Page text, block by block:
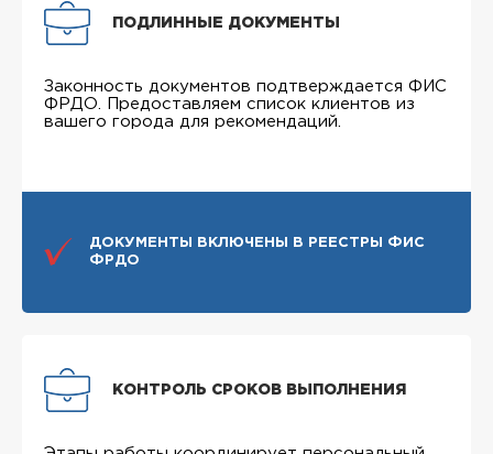
ПОДЛИННЫЕ ДОКУМЕНТЫ
Законность документов подтверждается ФИС
ФРДО. Предоставляем список клиентов из
вашего города для рекомендаций.
ДОКУМЕНТЫ ВКЛЮЧЕНЫ В РЕЕСТРЫ ФИС
ФРДО
КОНТРОЛЬ СРОКОВ ВЫПОЛНЕНИЯ